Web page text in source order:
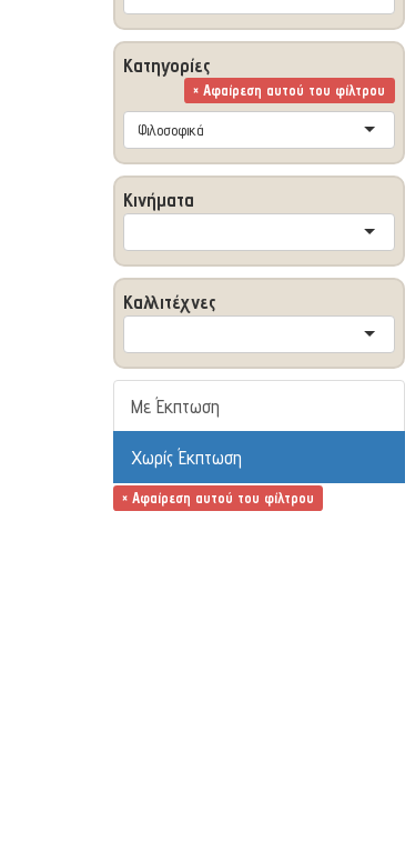
Κατηγορίες
× Αφαίρεση αυτού του φίλτρου
Φιλοσοφικά
Κινήματα
Καλλιτέχνες
Με Έκπτωση
Χωρίς Έκπτωση
× Αφαίρεση αυτού του φίλτρου